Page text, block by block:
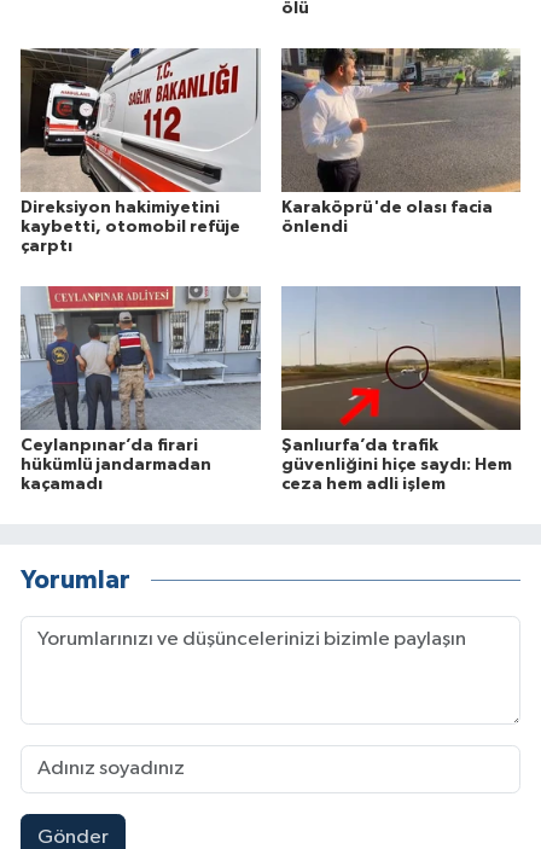
ölü
Direksiyon hakimiyetini
kaybetti, otomobil refüje
çarptı
Karaköprü'de olası facia
önlendi
Ceylanpınar’da firari
hükümlü jandarmadan
kaçamadı
Şanlıurfa’da trafik
güvenliğini hiçe saydı: Hem
ceza hem adli işlem
Yorumlar
Gönder